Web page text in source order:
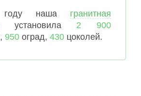
наша гранитная
установила 2 900
950 оград, 430 цоколей.